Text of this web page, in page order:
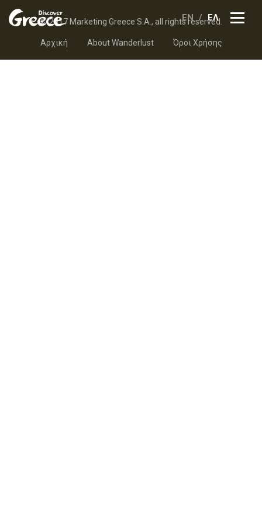
EN ΕΛ
© 2017 Marketing Greece S.A., all rights reserved.
Αρχική About Wanderlust Όροι Χρήσης